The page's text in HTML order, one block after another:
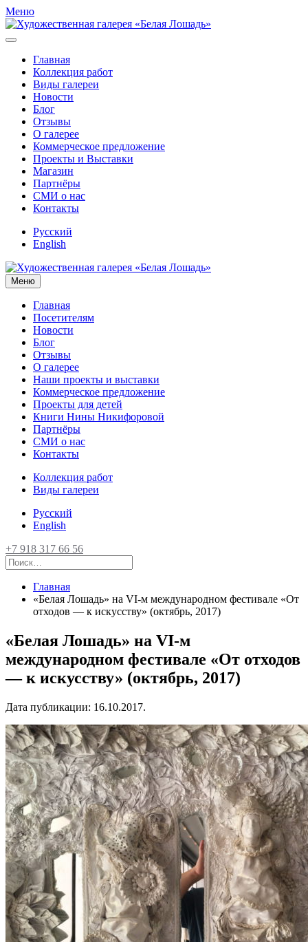
Меню
Главная
Коллекция работ
Виды галереи
Новости
Блог
Отзывы
О галерее
Коммерческое предложение
Проекты и Выставки
Магазин
Партнёры
СМИ о нас
Контакты
Русский
English
Меню
Главная
Посетителям
Новости
Блог
Отзывы
О галерее
Наши проекты и выставки
Коммерческое предложение
Проекты для детей
Книги Нины Никифоровой
Партнёры
СМИ о нас
Контакты
Коллекция работ
Виды галереи
Русский
English
+7 918 317 66 56
Главная
«Белая Лошадь» на VI-м международном фестивале «От
отходов — к искусству» (октябрь, 2017)
«Белая Лошадь» на VI-м
международном фестивале «От отходов
— к искусству» (октябрь, 2017)
Дата публикации: 16.10.2017.